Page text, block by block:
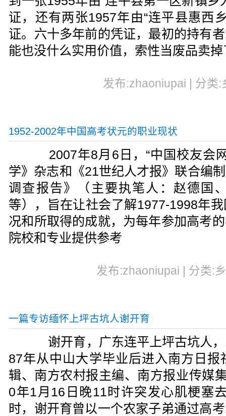
证，还有两张1957年由“连平县惠西
证。六十多年前的凭证，最初的持有
能也没什么实用价值，索性当废品卖
发布:zhaoniupai | 分类
1952-2002年中国高考状元的职业现状
2007年8月6日，“中国校友会
学》杂志和《21世纪人才报》联合编
调查报告》（主要执笔人：赵德国
等），旨在让社会了解1977-1998年
况和所取得的成就，为每年参加高考
院校和专业提供参考
发布:zhaoniupai | 分类:
一篇专访缅怀上坪古坑人谢开育
谢开育，广东连平上坪古坑人，
87年从中山大学毕业后进入南方日
辑、南方农村报主编、南方报业传媒
0年1月16日晚11时许突发心肌梗塞
时，谢开育曾以一个农家子弟通过高